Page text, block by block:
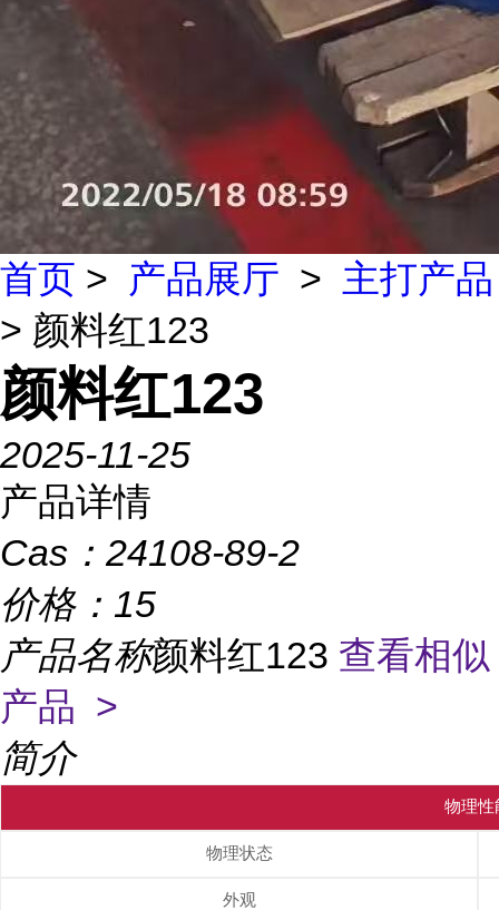
首页 > 产品展厅 > 主打产品
> 颜料红123
颜料红123
2025-11-25
产品详情
Cas： 24108-89-2
价格： 15
产品名称颜料红123 查看相似
产品 >
简介
物理性
物理状态
外观